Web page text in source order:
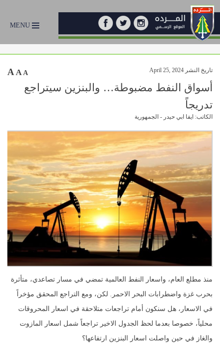
MENU
تاريخ النشر April 25, 2024 A A A
أسواق النفط مضبوطة… والبنزين سيتراجع
تدريجاً
الكاتب: ايفا ابي حيدر - الجمهورية
منذ مطلع العام، واسعار النفط العالمية تمضي في مسار تصاعدي، متأثرة
بحرب غزة واضطرابات البحر الاحمر. لكن، ومع التراجع المحقق مؤخراً
في الاسعار، هل سنكون أمام تراجعات متلاحقة في اسعار المحروقات
محلياً، خصوصا بعدما لحظ الجدول الاخير تراجعاً شمل اسعار المازوت
والغاز في حين واصلت اسعار البنزين ارتفاعها؟